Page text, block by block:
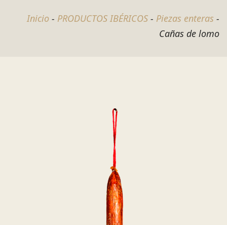
Inicio - PRODUCTOS IBÉRICOS - Piezas enteras -
Cañas de lomo